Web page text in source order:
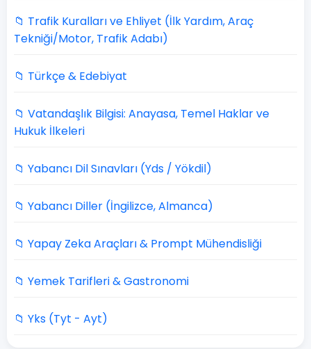
📁 Trafik Kuralları ve Ehliyet (İlk Yardım, Araç
Tekniği/Motor, Trafik Adabı)
📁 Türkçe & Edebiyat
📁 Vatandaşlık Bilgisi: Anayasa, Temel Haklar ve
Hukuk İlkeleri
📁 Yabancı Dil Sınavları (Yds / Yökdil)
📁 Yabancı Diller (İngilizce, Almanca)
📁 Yapay Zeka Araçları & Prompt Mühendisliği
📁 Yemek Tarifleri & Gastronomi
📁 Yks (Tyt - Ayt)